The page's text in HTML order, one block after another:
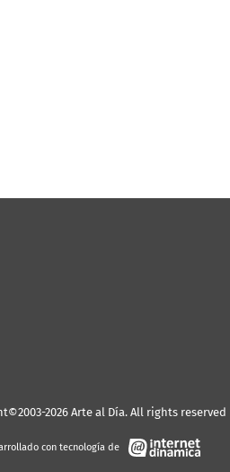
2026 Arte al Día. All rights reserved